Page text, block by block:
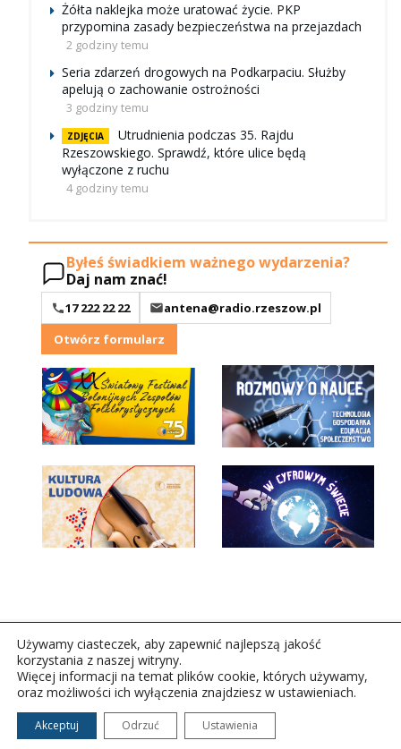
Żółta naklejka może uratować życie. PKP
przypomina zasady bezpieczeństwa na przejazdach
2 godziny temu
Seria zdarzeń drogowych na Podkarpaciu. Służby
apelują o zachowanie ostrożności
3 godziny temu
ZDJĘCIA
Utrudnienia podczas 35. Rajdu
Rzeszowskiego. Sprawdź, które ulice będą
wyłączone z ruchu
4 godziny temu
Byłeś świadkiem ważnego wydarzenia?
Daj nam znać!
17 222 22 22
antena@radio.rzeszow.pl
Otwórz formularz
Copyright © 2026Polskie Radio Rzeszów S.A. w likwidacj.
Wszelkie prawa zastrzeżone.
Używamy ciasteczek, aby zapewnić najlepszą jakość
korzystania z naszej witryny.
Więcej informacji na temat plików cookie, których używamy,
oraz możliwości ich wyłączenia znajdziesz w ustawieniach.
Akceptuj Odrzuć Ustawienia